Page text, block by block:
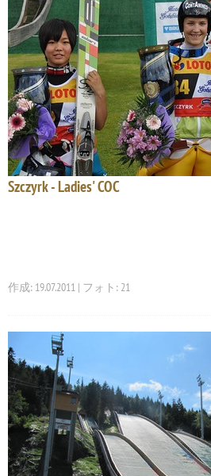
Szczyrk - Ladies' COC
作成: 19.07.2011 | フォト: 21